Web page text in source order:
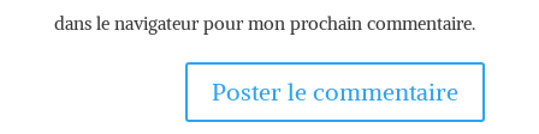
dans le navigateur pour mon prochain commentaire.